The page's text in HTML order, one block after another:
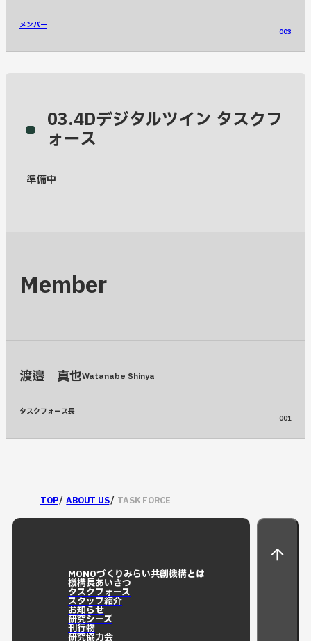
メンバー
003
03.4Dデジタルツイン タスクフ
ォース
準備中
Member
渡邉 真也Watanabe Shinya
タスクフォース長
001
TOP ABOUT US TASK FORCE
MONOづくりみらい共創機構とは
機構長あいさつ
タスクフォース
スタッフ紹介
お知らせ
研究シーズ
刊行物
研究協力会